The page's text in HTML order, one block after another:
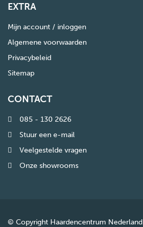
EXTRA
Mijn account / inloggen
Algemene voorwaarden
Privacybeleid
Sitemap
CONTACT
085 - 130 2626
Stuur een e-mail
Veelgestelde vragen
Onze showrooms
© Copyright Haardencentrum Nederland